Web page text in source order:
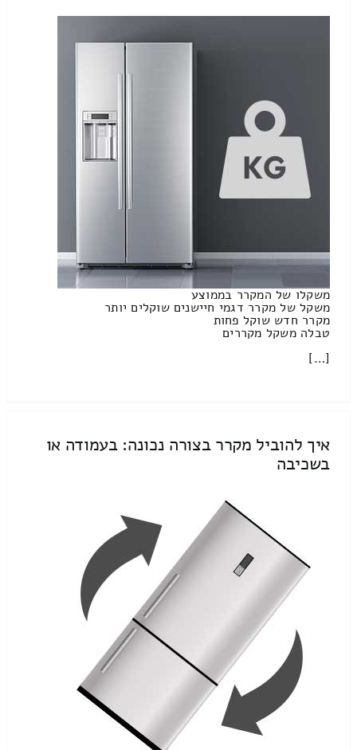
משקלו של המקרר בממוצע
משקל של מקרר דגמי חיישנים שוקלים יותר
מקרר חדש שוקל פחות
טבלה משקל מקררים
[…]
איך להוביל מקרר בצורה נכונה: בעמודה או
בשכיבה